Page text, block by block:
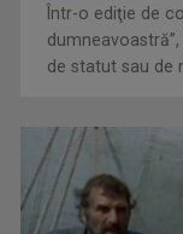
Într-o ediţie de
de statut sau de